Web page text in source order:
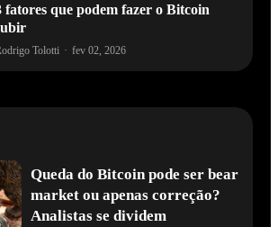
fatores que podem fazer o Bitcoin
Tolotti · fev 02, 2026
Queda do Bitcoin pode ser bear
market ou apenas correção?
Analistas se dividem